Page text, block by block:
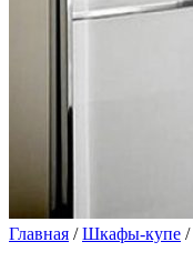
Главная /Шкафы-купе /